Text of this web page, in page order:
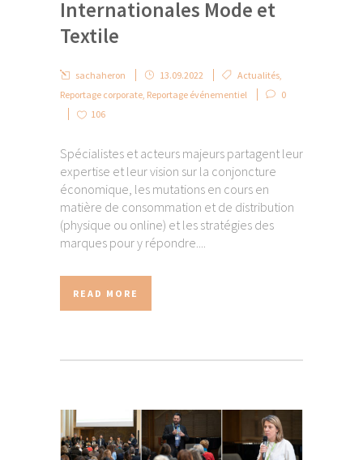
Internationales Mode et
Textile
sachaheron 13.09.2022 Actualités,
Reportage corporate, Reportage événementiel
0
106
Spécialistes et acteurs majeurs partagent leur
expertise et leur vision sur la conjoncture
économique, les mutations en cours en
matière de consommation et de distribution
(physique ou online) et les stratégies des
marques pour y répondre....
READ MORE